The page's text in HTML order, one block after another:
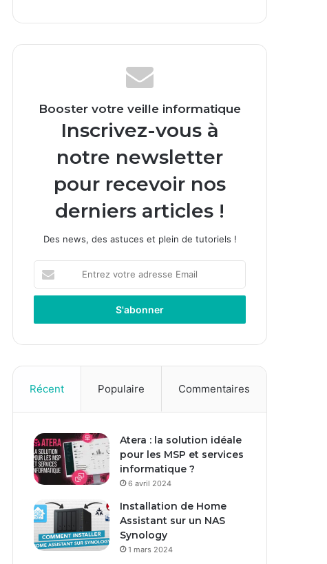
Booster votre veille informatique
Inscrivez-vous à
notre newsletter
pour recevoir nos
derniers articles !
Des news, des astuces et plein de tutoriels !
t
e
o
t
e
d
r
e
s
e
m
Récent Populaire Commentaires
Atera : la solution idéale
pour les MSP et services
informatique ?
6 avril 2024
Installation de Home
Assistant sur un NAS
Synology
1 mars 2024